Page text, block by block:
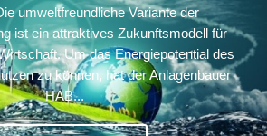
umweltfreundliche Variante der
ist ein attraktives Zukunftsmodell für
Um das Energiepotential des
zu können, hat der Anlagenbauer
HAB...